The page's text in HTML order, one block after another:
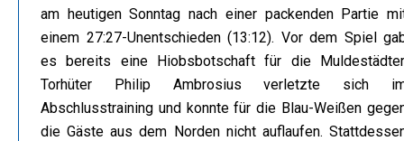
am heutigen Sonntag nach einer packenden Partie
einem 27:27-Unentschieden (13:12). Vor dem Spiel
es bereits eine Hiobsbotschaft für die
Torhüter Philip Ambrosius verletzte sich
Abschlusstraining und konnte für die Blau-Weißen
die Gäste aus dem Norden nicht auflaufen.